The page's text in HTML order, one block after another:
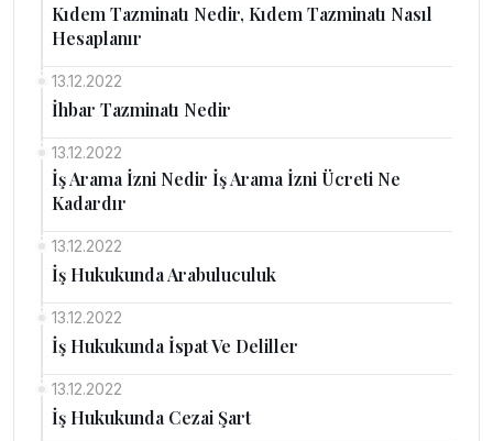
Kıdem Tazminatı Nedir, Kıdem Tazminatı Nasıl
Hesaplanır
13.12.2022
İhbar Tazminatı Nedir
13.12.2022
İş Arama İzni Nedir İş Arama İzni Ücreti Ne
Kadardır
13.12.2022
İş Hukukunda Arabuluculuk
13.12.2022
İş Hukukunda İspat Ve Deliller
13.12.2022
İş Hukukunda Cezai Şart